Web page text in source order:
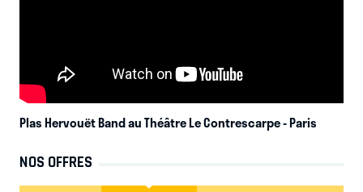
Plas Hervouët Band au Théâtre Le Contrescarpe- Paris
NOS OFFRES